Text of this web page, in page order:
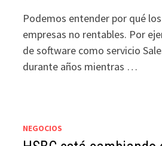
Podemos entender por qué
empresas no rentables. Por
de software como servicio
durante años mientras …
NEGOCIOS